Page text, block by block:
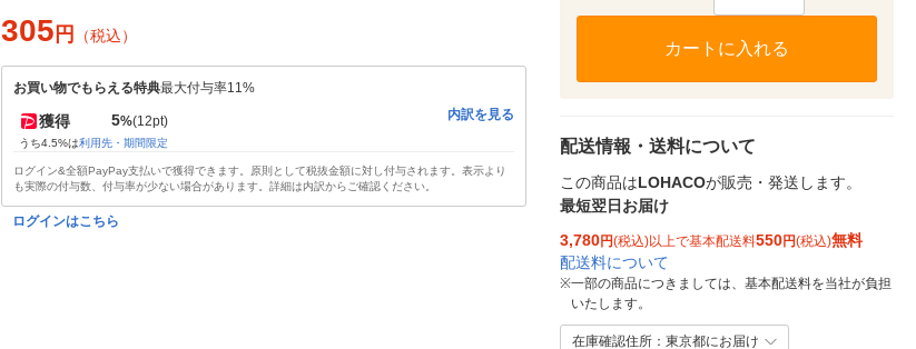
305 円 （税込）
お買い物でもらえる特典最大付与率11%
獲得 5%(12pt)
うち4.5%は利用先・期間限定
内訳を見る
ログイン&全額PayPay支払いで獲得できます。原則として税抜金額に対し付与されます。表示より
も実際の付与数、付与率が少ない場合があります。詳細は内訳からご確認ください。
ログインはこちら
カートに入れる
配送情報・送料について
この商品はLOHACOが販売・発送します。
最短翌日お届け
3,780円(税込)以上で基本配送料550円(税込)無料
配送料について
※一部の商品につきましては、基本配送料を当社が負担
いたします。
在庫確認住所：東京都にお届け